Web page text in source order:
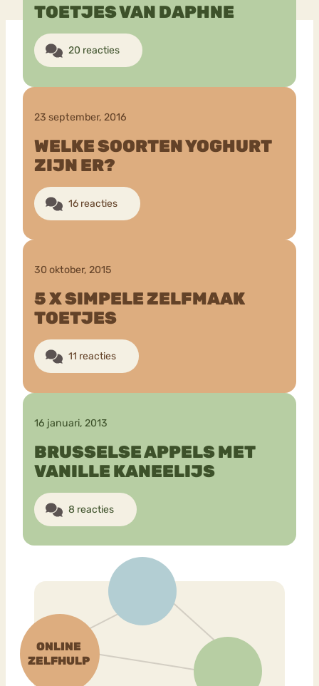
TOETJES VAN DAPHNE
20 reacties
23 september, 2016
WELKE SOORTEN YOGHURT
ZIJN ER?
16 reacties
30 oktober, 2015
5 X SIMPELE ZELFMAAK
TOETJES
11 reacties
16 januari, 2013
BRUSSELSE APPELS MET
VANILLE KANEELIJS
8 reacties
Bouli
mia
Eetstoornis
Eetbuien Piekeren
Orthorexia
Afvallen Angst